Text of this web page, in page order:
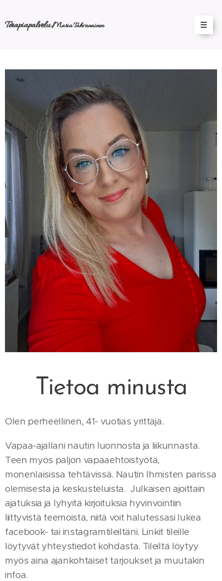
TerapiapalveluMaria Tahvanainen
Tietoa minusta
Olen perheellinen, 41- vuotias yrittäjä.
Vapaa-ajallani nautin luonnosta ja liikunnasta.
Teen myös paljon vapaaehtoistyötä,
monenlaisissa tehtävissä. Nautin Ihmisten parissa
olemisesta ja keskusteluista. Julkaisen ajoittain
ajatuksia ja lyhyitä kirjoituksia hyvinvointiin
liittyvistä teemoista, niitä voit halutessasi lukea
facebook- tai instagramtileiltäni. Linkit tileille
löytyvät yhteystiedot kohdasta. Tileiltä löytyy
myös aina ajankohtaiset tarjoukset ja muutakin
infoa.